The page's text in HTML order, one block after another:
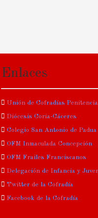
Enlaces
Unión de Cofradías
Diócesis Coria-Cáceres
Colegio San Antonio de Padua
OFM Inmaculada Concepción
OFM Frailes Franciscanos
Delegación de Infancia y
Twitter de la Cofradía
Facebook de la Cofradía